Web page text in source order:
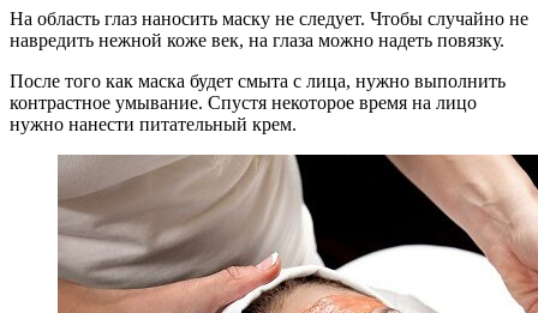
На область глаз наносить маску не следует. Чтобы случайно не
навредить нежной коже век, на глаза можно надеть повязку.
После того как маска будет смыта с лица, нужно выполнить
контрастное умывание. Спустя некоторое время на лицо
нужно нанести питательный крем.